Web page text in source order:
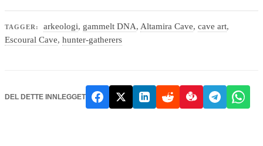
TAGGER: arkeologi, gammelt DNA, Altamira Cave,cave art,
Escoural Cave, hunter-gatherers
DEL DETTE INNLEGGET